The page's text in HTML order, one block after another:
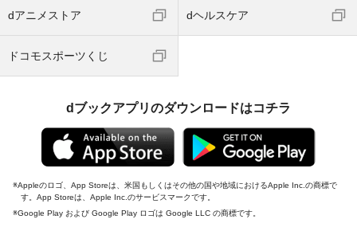
dアニメストア dヘルスケア
ドコモスポーツくじ
dブックアプリのダウンロードはコチラ
Appleのロゴ、App Storeは、米国もしくはその他の国や地域におけるApple Inc.の商標で
す。App Storeは、Apple Inc.のサービスマークです。
Google Play および Google Play ロゴは Google LLC の商標です。